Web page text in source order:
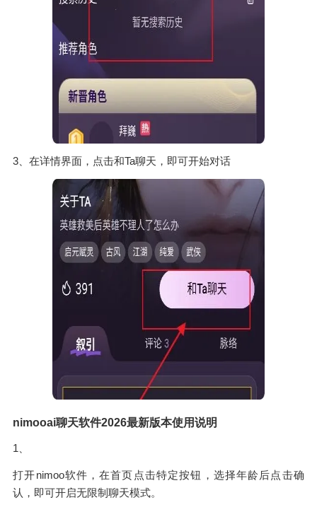
3、在详情界面，点击和Ta聊天，即可开始对话
nimooai聊天软件2026最新版本使用说明
1、
打开nimoo软件，在首页点击特定按钮，选择年龄后点击确
认，即可开启无限制聊天模式。